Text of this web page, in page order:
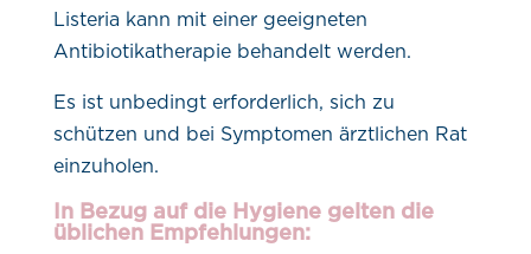
Listeria kann mit einer geeigneten
Antibiotikatherapie behandelt werden.
Es ist unbedingt erforderlich, sich zu
schützen und bei Symptomen ärztlichen Rat
einzuholen.
In Bezug auf die Hygiene gelten die
üblichen Empfehlungen: